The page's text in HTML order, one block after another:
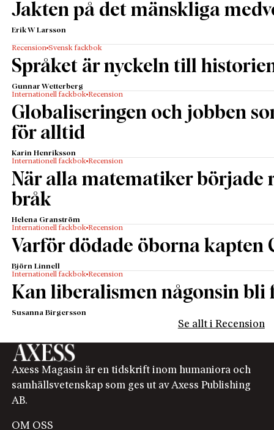
Jakten på det mänskliga
Erik W Larsson
Recension Svensk fackbok
Språket är nyckeln till
Gunnar Wetterberg
Internationell fackbok Recension
Globaliseringen och jobben
för alltid
Karin Henriksson
Internationell fackbok Recension
När alla matematiker började
bråk
Helena Granström
Internationell fackbok Recension
Varför dödade öborna kapten
Björn Linnell
Internationell fackbok Recension
Kan liberalismen någonsin bli
Susanna Birgersson
Se allt i Recension
Axess Magasin är en tidskrift inom humaniora och
samhällsvetenskap som ges ut av Axess Publishing
AB.
OM OSS